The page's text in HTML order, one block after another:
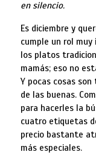
en silencio.
Es diciembre y
cumple un rol
los platos
mamás; eso no
Y pocas cosas
de las buenas.
para hacerles la
cuatro etiquetas
precio bastante
más especiales.